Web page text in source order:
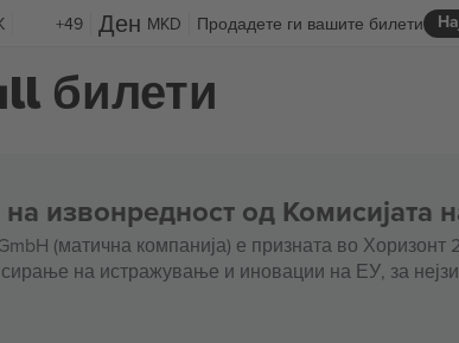
+49 MKD Продадете ги вашите билети
билети
извонредност од Комисијата
(матична компанија) е призната во Хоризонт
на истражување и иновации на ЕУ, за